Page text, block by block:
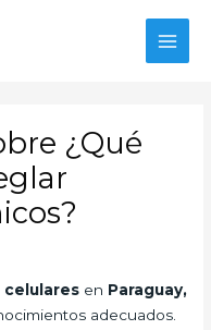
¿Qué
celulares en Paraguay,
adecuados.